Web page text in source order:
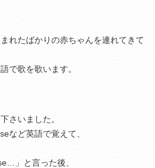
れたばかりの赤ちゃんを連れてきて
で歌を歌います。
さいました。
など英語で覚えて、
」と言った後、